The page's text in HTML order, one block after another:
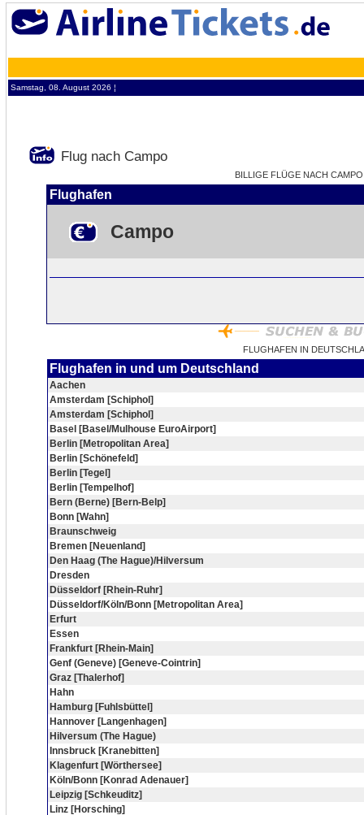
Samstag, 08. August 2026 ¦
Flug nach Campo
BILLIGE FLÜGE NACH
Flughafen
Campo
FLUGHAFEN IN
Flughafen in und um Deutschland
Aachen
Amsterdam [Schiphol]
Amsterdam [Schiphol]
Basel [Basel/Mulhouse EuroAirport]
Berlin [Metropolitan Area]
Berlin [Schönefeld]
Berlin [Tegel]
Berlin [Tempelhof]
Bern (Berne) [Bern-Belp]
Bonn [Wahn]
Braunschweig
Bremen [Neuenland]
Den Haag (The Hague)/Hilversum
Dresden
Düsseldorf [Rhein-Ruhr]
Düsseldorf/Köln/Bonn [Metropolitan Area]
Erfurt
Essen
Frankfurt [Rhein-Main]
Genf (Geneve) [Geneve-Cointrin]
Graz [Thalerhof]
Hahn
Hamburg [Fuhlsbüttel]
Hannover [Langenhagen]
Hilversum (The Hague)
Innsbruck [Kranebitten]
Klagenfurt [Wörthersee]
Köln/Bonn [Konrad Adenauer]
Leipzig [Schkeuditz]
Linz [Horsching]